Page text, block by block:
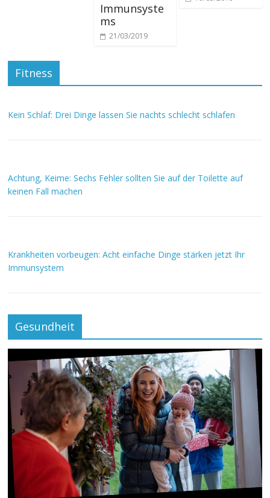
Immunsyste
ms
21/03/2019
Fitness
Kein Schlaf: Drei Dinge lassen Sie nachts schlecht schlafen
Achtung, Keime: Sechs Fehler sollten Sie auf der Toilette auf
keinen Fall machen
Krankheiten vorbeugen: Acht einfache Dinge stärken jetzt Ihr
Immunsystem
Gesundheit